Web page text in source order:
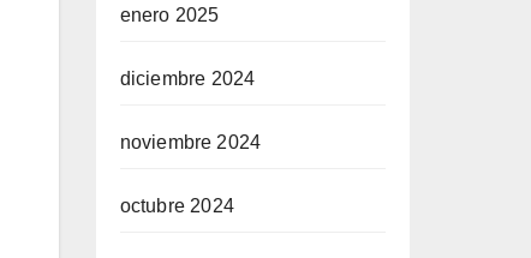
enero 2025
diciembre 2024
noviembre 2024
octubre 2024